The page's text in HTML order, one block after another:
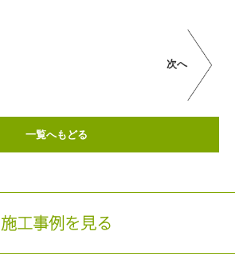
次へ
一覧へもどる
施工事例を見る